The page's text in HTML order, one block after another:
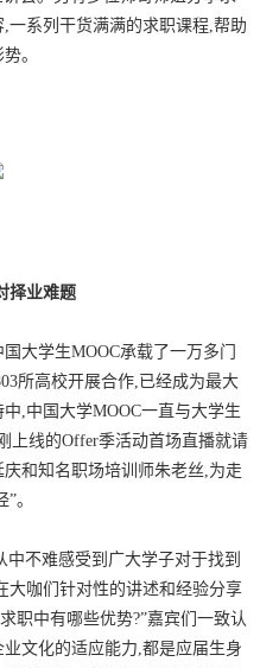
一系列干货满满的求职课程,帮助
。
择业难题
大学生MOOC承载了一万多门
所高校开展合作,已经成为最大
,中国大学MOOC一直与大学生
上线的Offer季活动首场直播就请
和知名职场培训师朱老丝,为走
。
不难感受到广大学子对于找到
大咖们针对性的讲述和经验分享
职中有哪些优势?”嘉宾们一致认
文化的适应能力,都是应届生身